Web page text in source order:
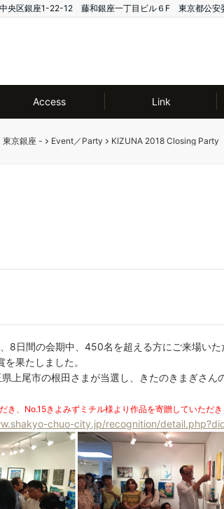
中央区銀座1-22-12 藤和銀座一丁目ビル６F 東京都
Access Link
東京銀座 - Event／Party KIZUNA 2018 Closing Party
8日間の会期中、450名を超える方にご来場い
果たしました。
上尾市の根田さまが当選し、きたのきまぎさん
、No.15きよみずミチル様より作品を寄贈していただき
chuo-city.jp/recognition/